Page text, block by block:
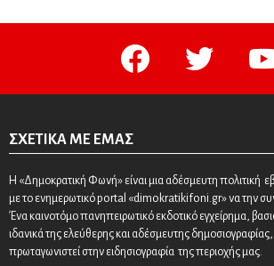
facebook twitter
ΣΧΕΤΙΚΆ ΜΕ ΕΜΆΣ
Η «Δημοκρατική Φωνή» είναι μια αδέσμευτη πολιτική
με το ενημερωτικό portal «dimokratikifoni.gr» να την
Ένα καινοτόμο πανηπειρωτικό εκδοτικό εγχείρημα,
ιδανικά της ελεύθερης και αδέσμευτης
πρωταγωνιστεί στην ειδησιογραφία της περιοχής μας.